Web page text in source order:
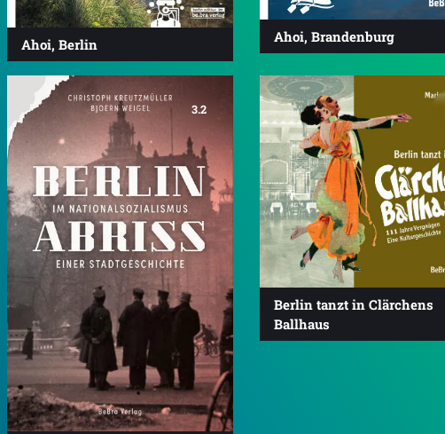
Ahoi, Berlin Ahoi, Brandenburg
3.2
Berlin tanzt in Clärchens
Ballhaus